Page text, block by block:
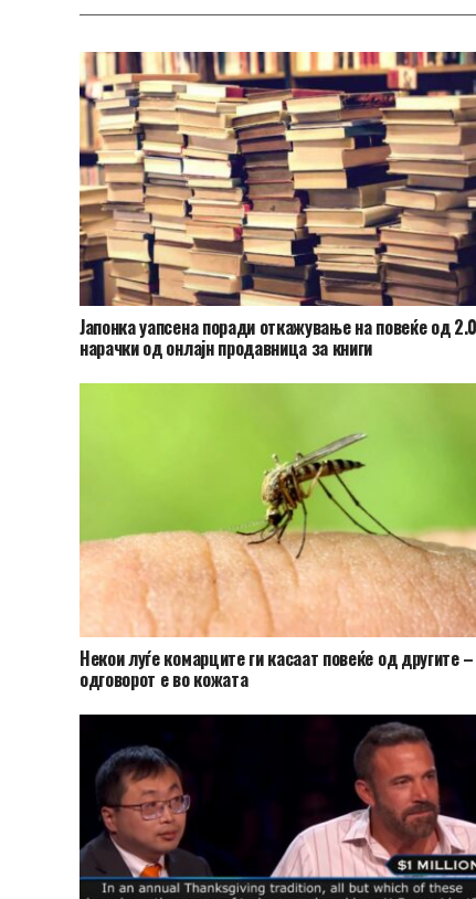
Јапонка уапсена поради откажување на повеќе од
нарачки од онлајн продавница за книги
Hекои луѓе комарците ги касаат повеќе од другите –
одговорот е во кожата